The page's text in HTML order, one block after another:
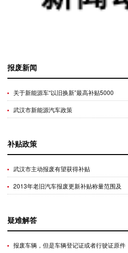
报废新闻
关于新能源车“以旧换新”最高补贴5000
武汉市新能源汽车政策
补贴政策
武汉市主动报废有望获得补贴
2013年老旧汽车报废更新补贴称量范围及
疑难解答
报废车辆，但是车辆登记证或者行驶证原件